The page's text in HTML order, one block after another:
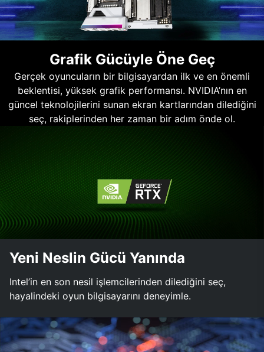
Grafik Gücüyle Öne Geç
Gerçek oyuncuların bir bilgisayardan ilk ve en önemli
beklentisi, yüksek grafik performansı. NVIDIA’nın en
güncel teknolojilerini sunan ekran kartlarından dilediğini
seç, rakiplerinden her zaman bir adım önde ol.
Yeni Neslin Gücü Yanında
Intel’in en son nesil işlemcilerinden dilediğini seç,
hayalindeki oyun bilgisayarını deneyimle.